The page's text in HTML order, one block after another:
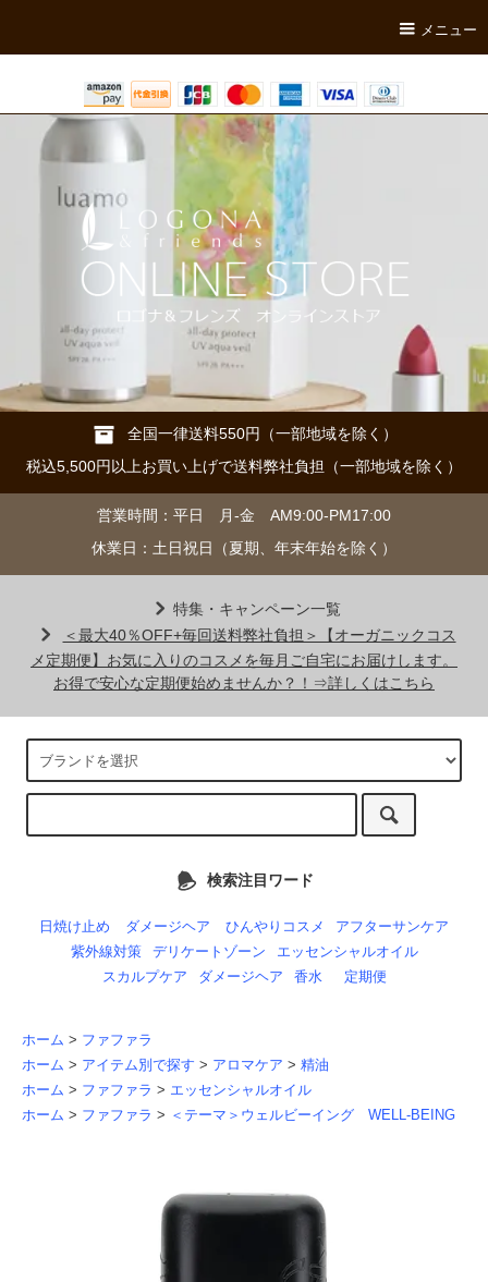
メニュー
全国一律送料550円（一部地域を除く）
税込5,500円以上お買い上げで送料弊社負担（一部地域を除く）
営業時間：平日 月-金 AM9:00-PM17:00
休業日：土日祝日（夏期、年末年始を除く）
特集・キャンペーン一覧
＜最大40％OFF+毎回送料弊社負担＞【オーガニックコス
メ定期便】お気に入りのコスメを毎月ご自宅にお届けします。
お得で安心な定期便始めませんか？！⇒詳しくはこちら
検索注目ワード
日焼け止め ダメージヘア ひんやりコスメ
アフターサンケア
紫外線対策
デリケートゾーン
エッセンシャルオイル
スカルプケア
ダメージヘア 香水 定期便
ホーム > ファファラ
ホーム > アイテム別で探す > アロマケア > 精油
ホーム > ファファラ > エッセンシャルオイル
ホーム > ファファラ > ＜テーマ＞ウェルビーイング WELL-BEING